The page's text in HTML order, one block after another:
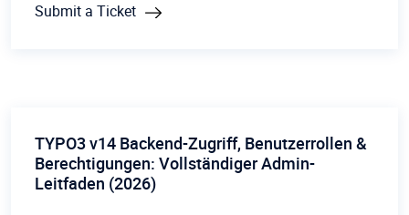
Submit a Ticket
TYPO3 v14 Backend-Zugriff, Benutzerrollen &
Berechtigungen: Vollständiger Admin-
Leitfaden (2026)